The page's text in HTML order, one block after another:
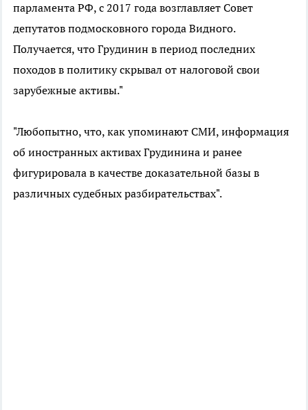
парламента РФ, с 2017 года возглавляет Совет
депутатов подмосковного города Видного.
Получается, что Грудинин в период последних
походов в политику скрывал от налоговой свои
зарубежные активы."
"Любопытно, что, как упоминают СМИ, информация
об иностранных активах Грудинина и ранее
фигурировала в качестве доказательной базы в
различных судебных разбирательствах".